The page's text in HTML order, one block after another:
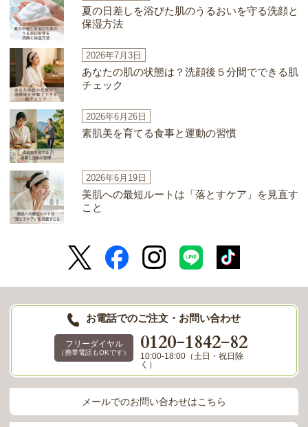
夏の日差しを浴びた肌のうるおいを守る洗顔と
保湿方法
2026年7月3日
あなたの肌の状態は？洗顔後５分間でできる肌
チェック
2026年6月26日
素肌美を育てる食事と運動の習慣
2026年6月19日
美肌への最短ルートは「落とすケア」を見直す
こと
お電話でのご注文・お問い合わせ
フリーダイヤル
（携帯電話もOKです） 0120-1842-82
10:00-18:00（土日・祝日除
く）
メールでのお問い合わせはこちら